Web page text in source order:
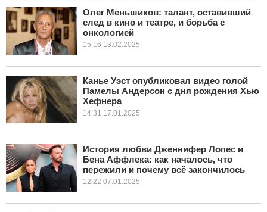
Олег Меньшиков: талант, оставивший
след в кино и театре, и борьба с
онкологией
15:16 13.02.2025
Канье Уэст опубликовал видео голой
Памелы Андерсон с дня рождения Хью
Хефнера
14:31 17.01.2025
История любви Дженнифер Лопес и
Бена Аффлека: как началось, что
пережили и почему всё закончилось
12:22 07.01.2025